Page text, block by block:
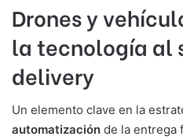
Drones y
la tecnología al
delivery
Un elemento clave en la
automatización de la entrega